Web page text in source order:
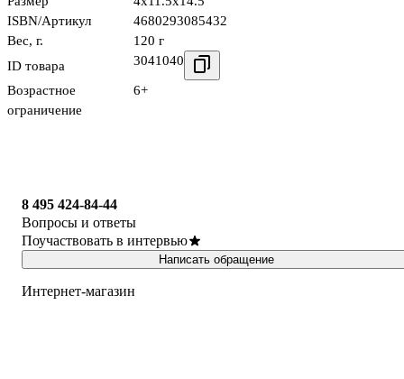
ISBN/Артикул
4680293085432
Вес, г.
120 г
ID товара
3041040
Возрастное
ограничение
6+
8 495 424-84-44
Вопросы и ответы
Поучаствовать в интервью
Написать обращение
Интернет-магазин